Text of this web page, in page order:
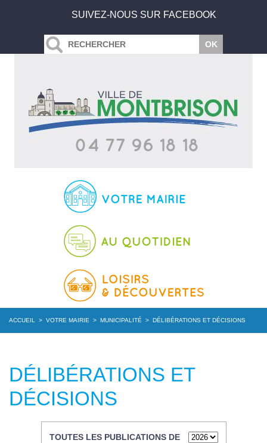
SUIVEZ-NOUS SUR FACEBOOK
ACCUEIL > VOTRE MAIRIE > MUNICIPALITÉ > DÉLIBÉRATIONS ET DÉCISIONS
DÉLIBÉRATIONS ET
DÉCISIONS
TOUTES LES PUBLICATIONS DE